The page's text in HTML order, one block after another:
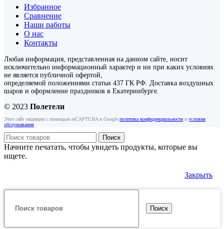
Избранное
Сравнение
Наши работы
О нас
Контакты
Любая информация, представленная на данном сайте, носит
исключительно информационный характер и ни при каких условиях
не является публичной офертой,
определяемой положениями статьи 437 ГК РФ. Доставка воздушных
шаров и оформление праздников в Екатеринбурге.
© 2023 Полетели
Этот сайт защищен с помощью reCAPTCHA и Google политика конфиденциальности и условия
обслуживания
Поиск
Начните печатать, чтобы увидеть продукты, которые вы
ищете.
Закрыть
Поиск